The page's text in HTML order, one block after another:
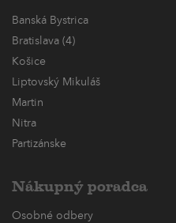
Banská Bystrica
Bratislava (4)
Košice
Liptovský Mikuláš
Martin
Nitra
Partizánske
Nákupný poradca
Osobné odbery